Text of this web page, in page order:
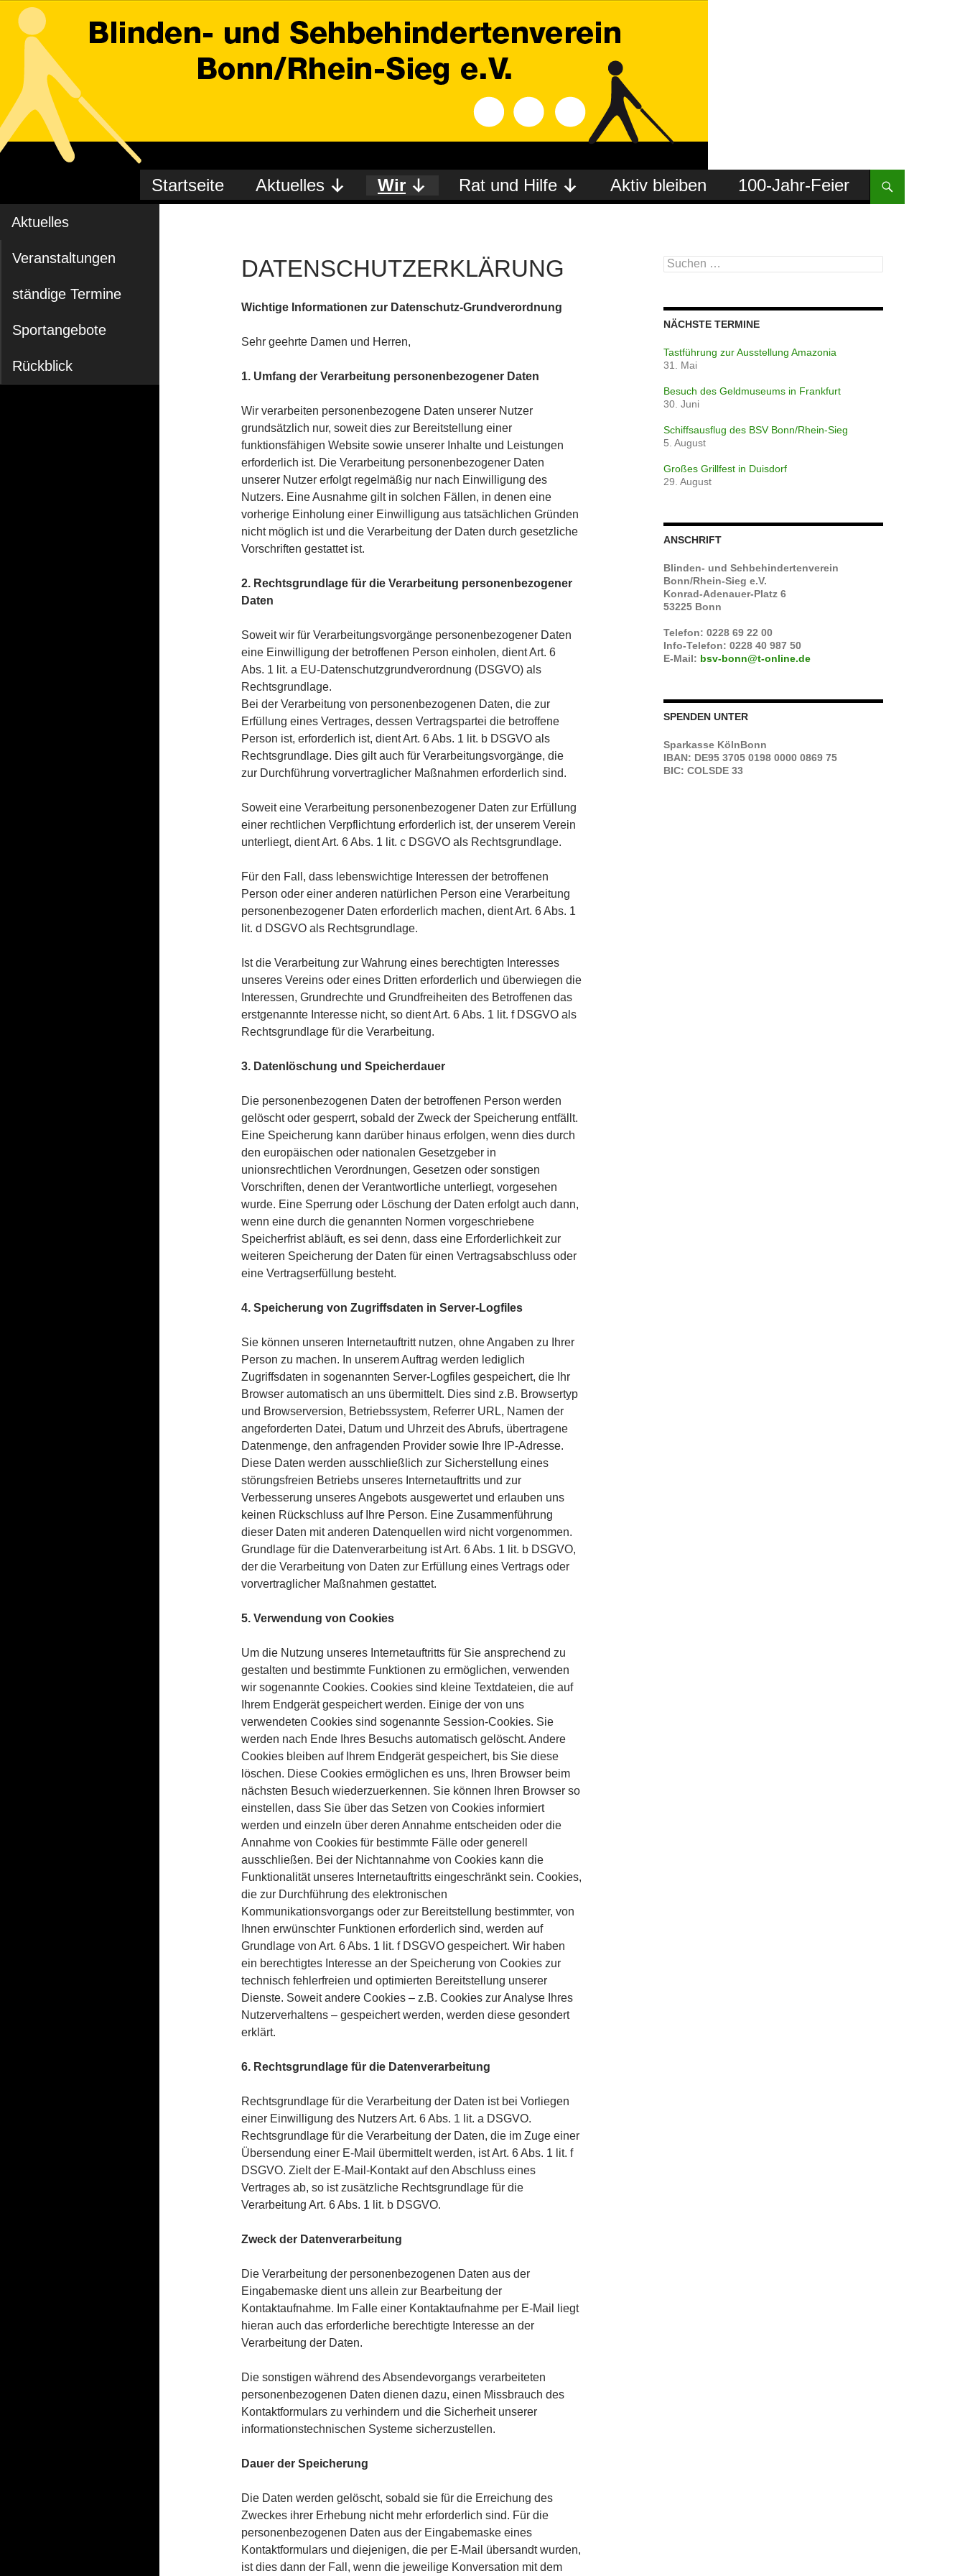
BSV Bonn/Rhein-SiegStartseite Aktuelles Wir Rat und Hilfe Aktiv bleiben 100-Jahr-Feier
DATENSCHUTZERKLÄRUNG
Wichtige Informationen zur Datenschutz-Grundverordnung
Sehr geehrte Damen und Herren,
1. Umfang der Verarbeitung personenbezogener Daten
Wir verarbeiten personenbezogene Daten unserer Nutzer
grundsätzlich nur, soweit dies zur Bereitstellung einer
funktionsfähigen Website sowie unserer Inhalte und Leistungen
erforderlich ist. Die Verarbeitung personenbezogener Daten
unserer Nutzer erfolgt regelmäßig nur nach Einwilligung des
Nutzers. Eine Ausnahme gilt in solchen Fällen, in denen eine
vorherige Einholung einer Einwilligung aus tatsächlichen Gründen
nicht möglich ist und die Verarbeitung der Daten durch gesetzliche
Vorschriften gestattet ist.
2. Rechtsgrundlage für die Verarbeitung personenbezogener
Daten
Soweit wir für Verarbeitungsvorgänge personenbezogener Daten
eine Einwilligung der betroffenen Person einholen, dient Art. 6
Abs. 1 lit. a EU-Datenschutzgrundverordnung (DSGVO) als
Rechtsgrundlage.
Bei der Verarbeitung von personenbezogenen Daten, die zur
Erfüllung eines Vertrages, dessen Vertragspartei die betroffene
Person ist, erforderlich ist, dient Art. 6 Abs. 1 lit. b DSGVO als
Rechtsgrundlage. Dies gilt auch für Verarbeitungsvorgänge, die
zur Durchführung vorvertraglicher Maßnahmen erforderlich sind.
Soweit eine Verarbeitung personenbezogener Daten zur Erfüllung
einer rechtlichen Verpflichtung erforderlich ist, der unserem Verein
unterliegt, dient Art. 6 Abs. 1 lit. c DSGVO als Rechtsgrundlage.
Für den Fall, dass lebenswichtige Interessen der betroffenen
Person oder einer anderen natürlichen Person eine Verarbeitung
personenbezogener Daten erforderlich machen, dient Art. 6 Abs. 1
lit. d DSGVO als Rechtsgrundlage.
Ist die Verarbeitung zur Wahrung eines berechtigten Interesses
unseres Vereins oder eines Dritten erforderlich und überwiegen die
Interessen, Grundrechte und Grundfreiheiten des Betroffenen das
erstgenannte Interesse nicht, so dient Art. 6 Abs. 1 lit. f DSGVO als
Rechtsgrundlage für die Verarbeitung.
3. Datenlöschung und Speicherdauer
Die personenbezogenen Daten der betroffenen Person werden
gelöscht oder gesperrt, sobald der Zweck der Speicherung entfällt.
Eine Speicherung kann darüber hinaus erfolgen, wenn dies durch
den europäischen oder nationalen Gesetzgeber in
unionsrechtlichen Verordnungen, Gesetzen oder sonstigen
Vorschriften, denen der Verantwortliche unterliegt, vorgesehen
wurde. Eine Sperrung oder Löschung der Daten erfolgt auch dann,
wenn eine durch die genannten Normen vorgeschriebene
Speicherfrist abläuft, es sei denn, dass eine Erforderlichkeit zur
weiteren Speicherung der Daten für einen Vertragsabschluss oder
eine Vertragserfüllung besteht.
4. Speicherung von Zugriffsdaten in Server-Logfiles
Sie können unseren Internetauftritt nutzen, ohne Angaben zu Ihrer
Person zu machen. In unserem Auftrag werden lediglich
Zugriffsdaten in sogenannten Server-Logfiles gespeichert, die Ihr
Browser automatisch an uns übermittelt. Dies sind z.B. Browsertyp
und Browserversion, Betriebssystem, Referrer URL, Namen der
angeforderten Datei, Datum und Uhrzeit des Abrufs, übertragene
Datenmenge, den anfragenden Provider sowie Ihre IP-Adresse.
Diese Daten werden ausschließlich zur Sicherstellung eines
störungsfreien Betriebs unseres Internetauftritts und zur
Verbesserung unseres Angebots ausgewertet und erlauben uns
keinen Rückschluss auf Ihre Person. Eine Zusammenführung
dieser Daten mit anderen Datenquellen wird nicht vorgenommen.
Grundlage für die Datenverarbeitung ist Art. 6 Abs. 1 lit. b DSGVO,
der die Verarbeitung von Daten zur Erfüllung eines Vertrags oder
vorvertraglicher Maßnahmen gestattet.
5. Verwendung von Cookies
Um die Nutzung unseres Internetauftritts für Sie ansprechend zu
gestalten und bestimmte Funktionen zu ermöglichen, verwenden
wir sogenannte Cookies. Cookies sind kleine Textdateien, die auf
Ihrem Endgerät gespeichert werden. Einige der von uns
verwendeten Cookies sind sogenannte Session-Cookies. Sie
werden nach Ende Ihres Besuchs automatisch gelöscht. Andere
Cookies bleiben auf Ihrem Endgerät gespeichert, bis Sie diese
löschen. Diese Cookies ermöglichen es uns, Ihren Browser beim
nächsten Besuch wiederzuerkennen. Sie können Ihren Browser so
einstellen, dass Sie über das Setzen von Cookies informiert
werden und einzeln über deren Annahme entscheiden oder die
Annahme von Cookies für bestimmte Fälle oder generell
ausschließen. Bei der Nichtannahme von Cookies kann die
Funktionalität unseres Internetauftritts eingeschränkt sein. Cookies,
die zur Durchführung des elektronischen
Kommunikationsvorgangs oder zur Bereitstellung bestimmter, von
Ihnen erwünschter Funktionen erforderlich sind, werden auf
Grundlage von Art. 6 Abs. 1 lit. f DSGVO gespeichert. Wir haben
ein berechtigtes Interesse an der Speicherung von Cookies zur
technisch fehlerfreien und optimierten Bereitstellung unserer
Dienste. Soweit andere Cookies – z.B. Cookies zur Analyse Ihres
Nutzerverhaltens – gespeichert werden, werden diese gesondert
erklärt.
6. Rechtsgrundlage für die Datenverarbeitung
Rechtsgrundlage für die Verarbeitung der Daten ist bei Vorliegen
einer Einwilligung des Nutzers Art. 6 Abs. 1 lit. a DSGVO.
Rechtsgrundlage für die Verarbeitung der Daten, die im Zuge einer
Übersendung einer E-Mail übermittelt werden, ist Art. 6 Abs. 1 lit. f
DSGVO. Zielt der E-Mail-Kontakt auf den Abschluss eines
Vertrages ab, so ist zusätzliche Rechtsgrundlage für die
Verarbeitung Art. 6 Abs. 1 lit. b DSGVO.
Zweck der Datenverarbeitung
Die Verarbeitung der personenbezogenen Daten aus der
Eingabemaske dient uns allein zur Bearbeitung der
Kontaktaufnahme. Im Falle einer Kontaktaufnahme per E-Mail liegt
hieran auch das erforderliche berechtigte Interesse an der
Verarbeitung der Daten.
Die sonstigen während des Absendevorgangs verarbeiteten
personenbezogenen Daten dienen dazu, einen Missbrauch des
Kontaktformulars zu verhindern und die Sicherheit unserer
informationstechnischen Systeme sicherzustellen.
Dauer der Speicherung
Die Daten werden gelöscht, sobald sie für die Erreichung des
Zweckes ihrer Erhebung nicht mehr erforderlich sind. Für die
personenbezogenen Daten aus der Eingabemaske eines
Kontaktformulars und diejenigen, die per E-Mail übersandt wurden,
ist dies dann der Fall, wenn die jeweilige Konversation mit dem
Suchen
nach:
NÄCHSTE TERMINE
Tastführung zur Ausstellung Amazonia
31. Mai
Besuch des Geldmuseums in Frankfurt
30. Juni
Schiffsausflug des BSV Bonn/Rhein-Sieg
5. August
Großes Grillfest in Duisdorf
29. August
ANSCHRIFT
Blinden- und Sehbehindertenverein
Bonn/Rhein-Sieg e.V.
Konrad-Adenauer-Platz 6
53225 Bonn
Telefon: 0228 69 22 00
Info-Telefon: 0228 40 987 50
E-Mail: bsv-bonn@t-online.de
SPENDEN UNTER
Sparkasse KölnBonn
IBAN: DE95 3705 0198 0000 0869 75
BIC: COLSDE 33
Sehbehindertenverein
Aktuelles
Veranstaltungen
ständige Termine
Sportangebote
Rückblick